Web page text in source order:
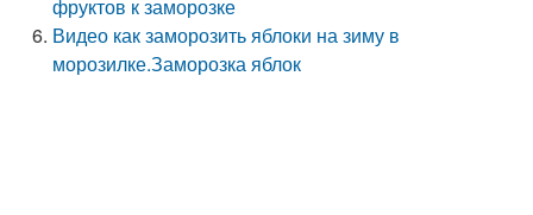
фруктов к заморозке
Видео как заморозить яблоки на зиму в
морозилке.Заморозка яблок